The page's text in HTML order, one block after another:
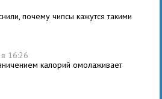
почему чипсы кажутся такими
16:26
калорий омолаживает